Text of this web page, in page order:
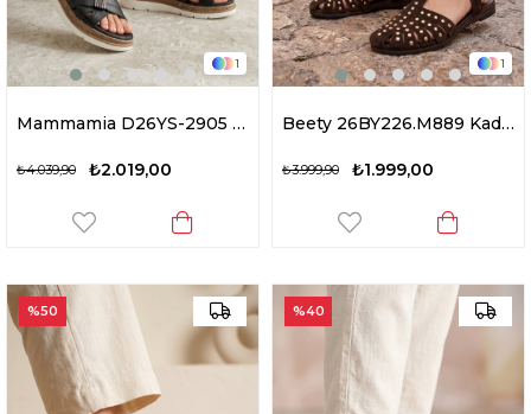
1
Mammamia D26YS-2905 Kadın Hakiki Deri Düz Sandalet Siyah
₺2.019,00
₺4.039,90
1
Beety 26BY226.M889 Kadın Hakiki Deri Düz Sandalet Kahverengi
₺1.999,00
₺3.999,90
%50 %40